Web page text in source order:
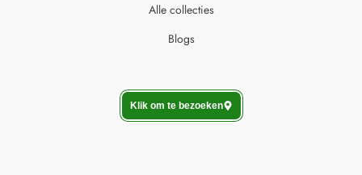
Alle collecties
Blogs
Klik om te bezoeken